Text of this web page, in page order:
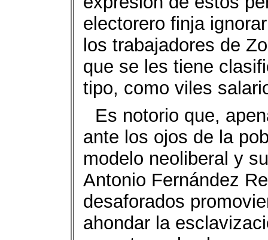
electorero finja
los trabajadores de
que se les tiene
tipo, como viles
Es notorio que,
ante los ojos de la
modelo neoliberal y
Antonio Fernández
desaforados
ahondar la